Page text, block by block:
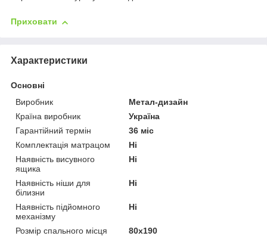
Приховати
Характеристики
Основні
Виробник
Метал-дизайн
Країна виробник
Україна
Гарантійний термін
36 міс
Комплектація матрацом
Ні
Наявність висувного
ящика
Ні
Наявність ніши для
білизни
Ні
Наявність підйомного
механізму
Ні
Розмір спального місця 80х190